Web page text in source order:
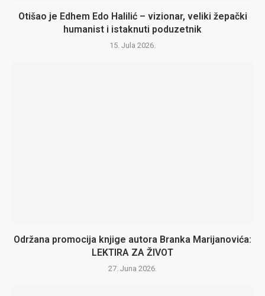
Otišao je Edhem Edo Halilić – vizionar, veliki žepački
humanist i istaknuti poduzetnik
15. Jula 2026.
Održana promocija knjige autora Branka Marijanovića:
LEKTIRA ZA ŽIVOT
27. Juna 2026.